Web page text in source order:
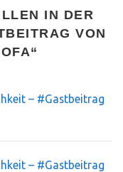
IN DER
VON
“
– #Gastbeitrag
– #Gastbeitrag